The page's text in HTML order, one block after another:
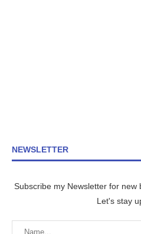
NEWSLETTER
Subscribe my Newsletter for new
Let's stay